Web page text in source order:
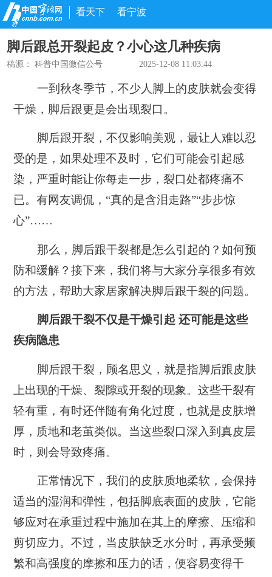
看天下 看宁波
脚后跟总开裂起皮？小心这几种疾病
稿源：科普中国微信公号 2025-12-08 11:03:44
一到秋冬季节，不少人脚上的皮肤就会变得
干燥，脚后跟更是会出现裂口。
脚后跟开裂，不仅影响美观，最让人难以忍
受的是，如果处理不及时，它们可能会引起感
染，严重时能让你每走一步，裂口处都疼痛不
已。有网友调侃，“真的是含泪走路”“步步惊
心”……
那么，脚后跟干裂都是怎么引起的？如何预
防和缓解？接下来，我们将与大家分享很多有效
的方法，帮助大家居家解决脚后跟干裂的问题。
脚后跟干裂不仅是干燥引起 还可能是这些
疾病隐患
脚后跟干裂，顾名思义，就是指脚后跟皮肤
上出现的干燥、裂隙或开裂的现象。这些干裂有
轻有重，有时还伴随有角化过度，也就是皮肤增
厚，质地和老茧类似。当这些裂口深入到真皮层
时，则会导致疼痛。
正常情况下，我们的皮肤质地柔软，会保持
适当的湿润和弹性，包括脚底表面的皮肤，它能
够应对在承重过程中施加在其上的摩擦、压缩和
剪切应力。不过，当皮肤缺乏水分时，再承受频
繁和高强度的摩擦和压力的话，便容易变得干